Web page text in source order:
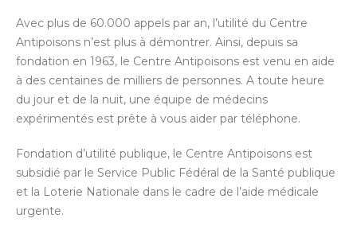
Avec plus de 60.000 appels par an, l’utilité du Centre
Antipoisons n’est plus à démontrer. Ainsi, depuis sa
fondation en 1963, le Centre Antipoisons est venu en aide
à des centaines de milliers de personnes. A toute heure
du jour et de la nuit, une équipe de médecins
expérimentés est prête à vous aider par téléphone.
Fondation d’utilité publique, le Centre Antipoisons est
subsidié par le Service Public Fédéral de la Santé publique
et la Loterie Nationale dans le cadre de l’aide médicale
urgente.